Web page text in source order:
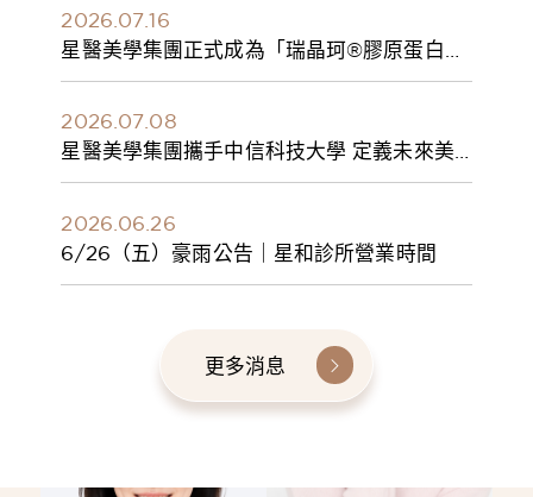
2026.07.16
星醫美學集團正式成為「瑞晶珂®膠原蛋白植
入劑」台灣獨家總代理
2026.07.08
星醫美學集團攜手中信科技大學 定義未來美
學人才新標準 建構健康美學產學共育模式 串
2026.06.26
6/26（五）豪雨公告｜星和診所營業時間
更多消息